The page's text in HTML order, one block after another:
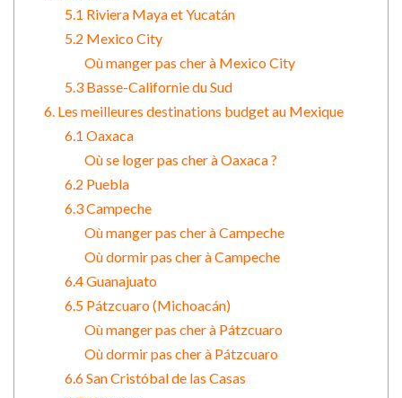
5.1 Riviera Maya et Yucatán
5.2 Mexico City
Où manger pas cher à Mexico City
5.3 Basse-Californie du Sud
6. Les meilleures destinations budget au Mexique
6.1 Oaxaca
Où se loger pas cher à Oaxaca ?
6.2 Puebla
6.3 Campeche
Où manger pas cher à Campeche
Où dormir pas cher à Campeche
6.4 Guanajuato
6.5 Pátzcuaro (Michoacán)
Où manger pas cher à Pátzcuaro
Où dormir pas cher à Pátzcuaro
6.6 San Cristóbal de las Casas